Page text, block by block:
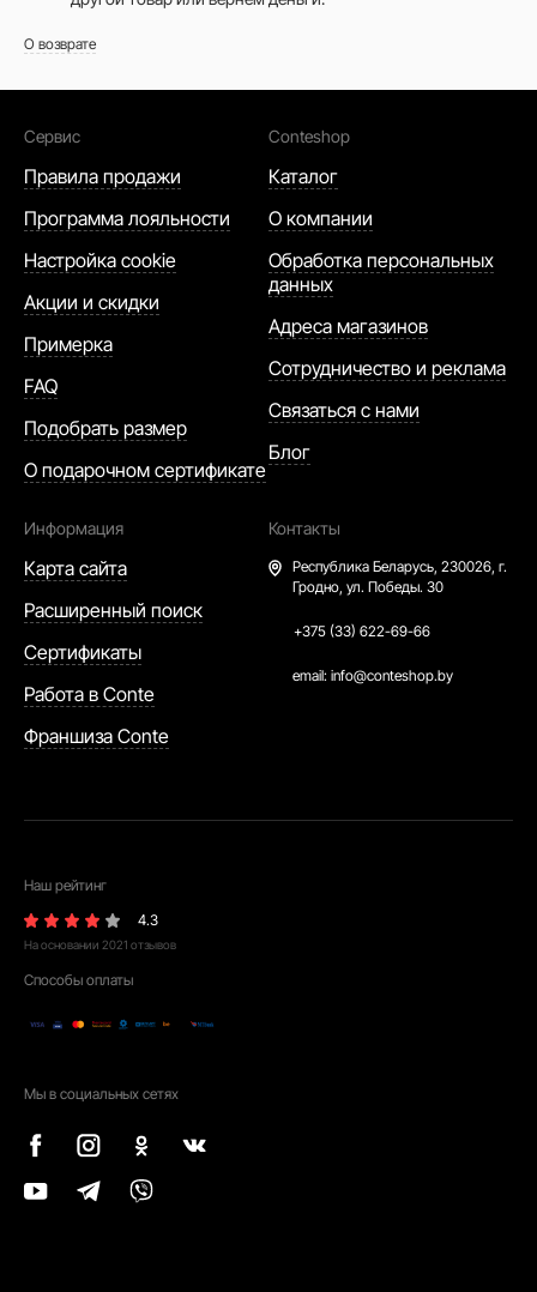
О возврате
Сервис
Правила продажи
Программа лояльности
Настройка cookie
Акции и скидки
Примерка
FAQ
Подобрать размер
О подарочном сертификате
Conteshop
Каталог
О компании
Обработка персональных
данных
Адреса магазинов
Сотрудничество и реклама
Связаться с нами
Блог
Информация
Карта сайта
Расширенный поиск
Сертификаты
Работа в Conte
Франшиза Conte
Контакты
Республика Беларусь, 230026, г.
Гродно, ул. Победы. 30
+375 (33) 622-69-66
email: info@conteshop.by
Наш рейтинг
4.3
На основании 2021 отзывов
Способы оплаты
Мы в социальных сетях